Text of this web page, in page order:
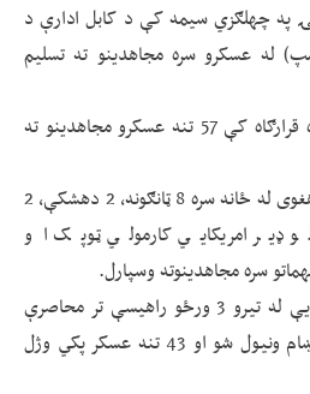
په چهلګزي سیمه کې د کابل ادارې د
له عسکرو سره مجاهدینو ته تسلیم
طالبانو زیاته کړي چې په یاده قرارګاه کې 57 تنه عسکرو مجاهدینو ته
د طالبانو د خبرپاڼې په وینا، هغوی له ځانه سره 8 ټانګونه، 2 دهشکې، 2
له سلو ډیر امریکایي کارمولي ټوپک او
سره مجاهدینوته وسپارل.
طالبان وایی چې دغه کمپ یې له تیرو 3 ورځو راهیسې تر محاصرې
لاندې وو، چې په وینا یې ماښام ونیول شو او 43 تنه عسکر پکي وژل